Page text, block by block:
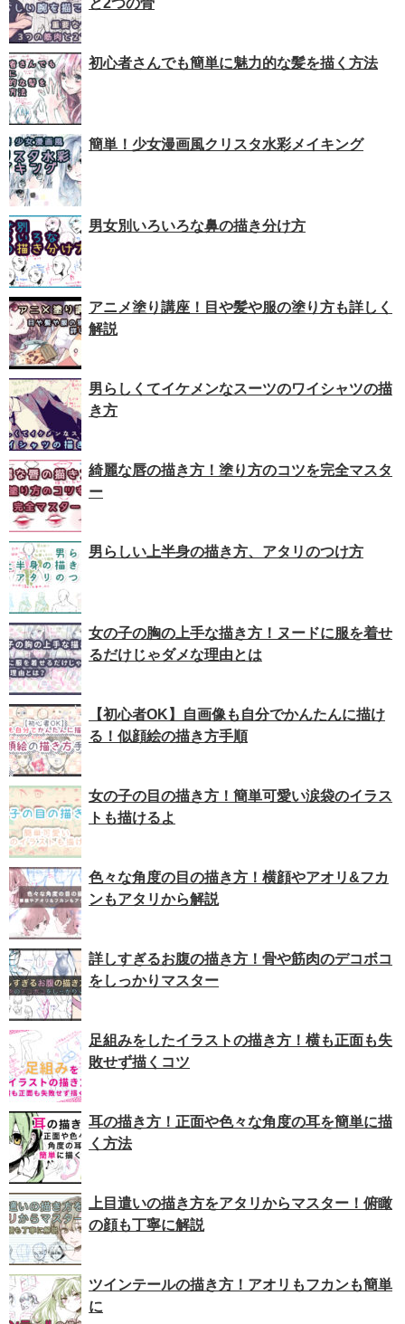
と2つの骨
初心者さんでも簡単に魅力的な髪を描く方法
簡単！少女漫画風クリスタ水彩メイキング
男女別いろいろな鼻の描き分け方
アニメ塗り講座！目や髪や服の塗り方も詳しく
解説
男らしくてイケメンなスーツのワイシャツの描
き方
綺麗な唇の描き方！塗り方のコツを完全マスタ
ー
男らしい上半身の描き方、アタリのつけ方
女の子の胸の上手な描き方！ヌードに服を着せ
るだけじゃダメな理由とは
【初心者OK】自画像も自分でかんたんに描け
る！似顔絵の描き方手順
女の子の目の描き方！簡単可愛い涙袋のイラス
トも描けるよ
色々な角度の目の描き方！横顔やアオリ&フカ
ンもアタリから解説
詳しすぎるお腹の描き方！骨や筋肉のデコボコ
をしっかりマスター
足組みをしたイラストの描き方！横も正面も失
敗せず描くコツ
耳の描き方！正面や色々な角度の耳を簡単に描
く方法
上目遣いの描き方をアタリからマスター！俯瞰
の顔も丁寧に解説
ツインテールの描き方！アオリもフカンも簡単
に